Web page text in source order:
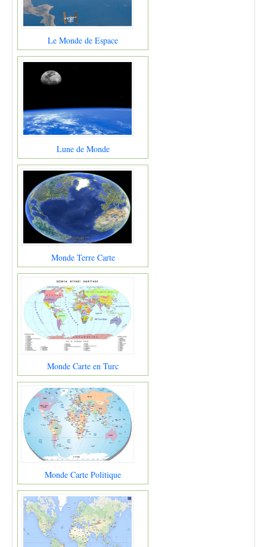
Le Monde de Espace
Lune de Monde
Monde Terre Carte
Monde Carte en Turc
Monde Carte Politique